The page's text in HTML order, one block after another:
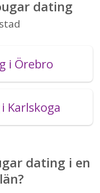
dating
i Örebro
Karlskoga
dating i en